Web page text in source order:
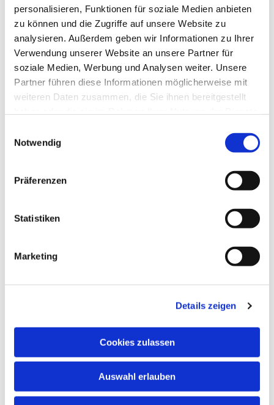
personalisieren, Funktionen für soziale Medien anbieten
zu können und die Zugriffe auf unsere Website zu
analysieren. Außerdem geben wir Informationen zu Ihrer
Verwendung unserer Website an unsere Partner für
soziale Medien, Werbung und Analysen weiter. Unsere
Partner führen diese Informationen möglicherweise mit
weiteren Daten zusammen, die Sie ihnen bereitgestellt
Notwendig
Präferenzen
Statistiken
Marketing
Details zeigen
Cookies zulassen
Auswahl erlauben